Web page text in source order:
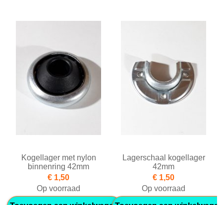
Kogellager met nylon
binnenring 42mm
€ 1,50
Op voorraad
Lagerschaal kogellager
42mm
€ 1,50
Op voorraad